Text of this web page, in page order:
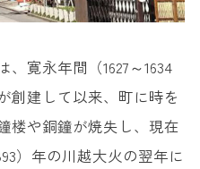
寛永年間（1627～1634
創建して以来、町に時を
楼や銅鐘が焼失し、現在
）年の川越大火の翌年に